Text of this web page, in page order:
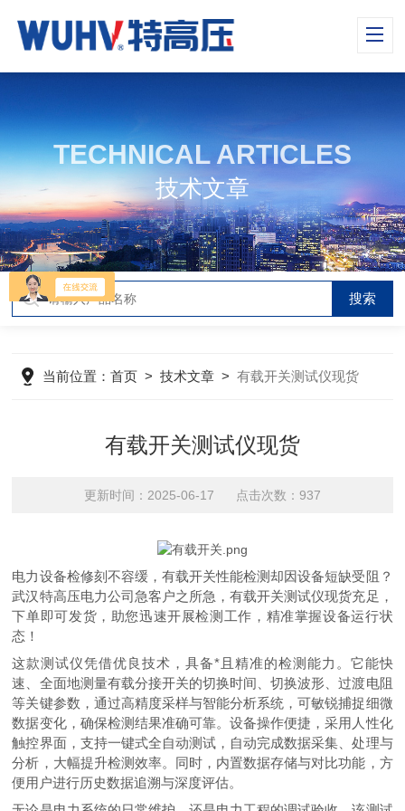
TECHNICAL ARTICLES
技术文章
当前位置：首页 >技术文章 >有载开关测试仪现货
有载开关测试仪现货
更新时间：2025-06-17 点击次数：937
电力设备检修刻不容缓，有载开关性能检测却因设备短缺受阻？
武汉特高压电力公司急客户之所急，有载开关测试仪现货充足，
下单即可发货，助您迅速开展检测工作，精准掌握设备运行状
态！
这款测试仪凭借优良技术，具备*且精准的检测能力。它能快
速、全面地测量有载分接开关的切换时间、切换波形、过渡电阻
等关键参数，通过高精度采样与智能分析系统，可敏锐捕捉细微
数据变化，确保检测结果准确可靠。设备操作便捷，采用人性化
触控界面，支持一键式全自动测试，自动完成数据采集、处理与
分析，大幅提升检测效率。同时，内置数据存储与对比功能，方
便用户进行历史数据追溯与深度评估。